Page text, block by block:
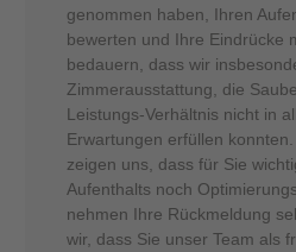
genommen haben, Ihren
bewerten und Ihre Eindrücke
bedauern, dass wir
Zimmerausstattung, die
Leistungs-Verhältnis nicht in
Erwartungen erfüllen
zeigen uns, dass für Sie
Aufenthalts noch
nehmen Ihre Rückmeldung
wir, dass Sie unser Team als